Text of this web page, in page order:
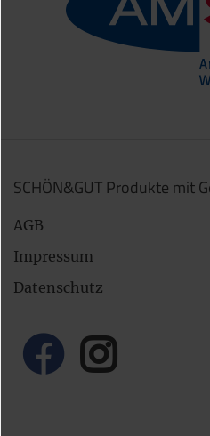
SCHÖN&GUT Produkte mit
AGB
Impressum
Datenschutz